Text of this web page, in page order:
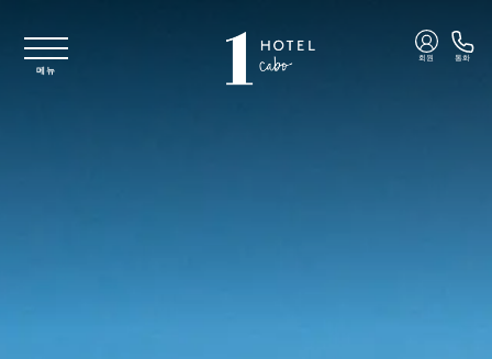
메뉴
회원 통화